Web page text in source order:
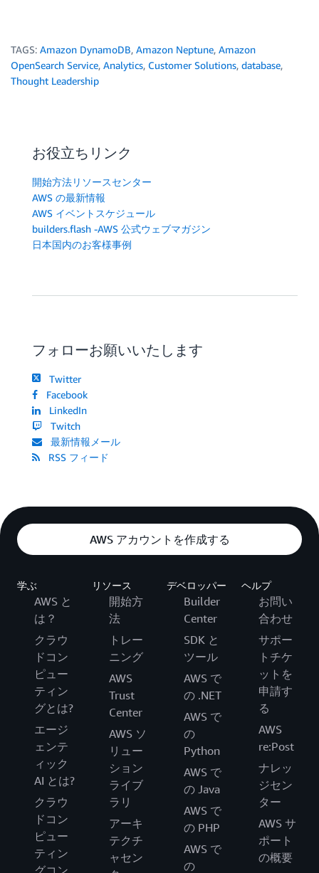
TAGS: Amazon DynamoDB, Amazon Neptune, Amazon
OpenSearch Service, Analytics, Customer Solutions, database,
Thought Leadership
お役立ちリンク
開始方法リソースセンター
AWS の最新情報
AWS イベントスケジュール
builders.flash -AWS 公式ウェブマガジン
日本国内のお客様事例
フォローお願いいたします
Twitter
Facebook
LinkedIn
Twitch
最新情報メール
RSS フィード
AWS アカウントを作成する
学ぶ
AWS と
は？
クラウ
ドコン
ピュー
ティン
グとは?
エージ
ェンテ
ィック
AI とは?
クラウ
ドコン
ピュー
ティン
リソース
開始方
法
トレー
ニング
AWS
Trust
Center
AWS ソ
リュー
ション
ライブ
ラリ
アーキ
テクチ
ャセン
デベロッパー
Builder
Center
SDK と
ツール
AWS で
の .NET
AWS で
の
Python
AWS で
の Java
AWS で
の PHP
AWS で
の
ヘルプ
お問い
合わせ
サポー
トチケ
ットを
申請す
る
AWS
re:Post
ナレッ
ジセン
ター
AWS サ
ポート
の概要